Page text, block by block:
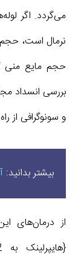
می‌گردد. اگر
نرمال است،
حجم مایع منی
بررسی انسداد
و سونوگرافی از
بیشتر بدانید:
از درمان‌های